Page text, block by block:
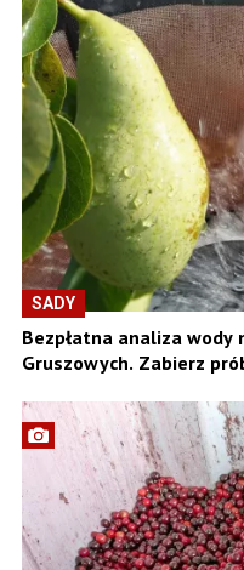
SADY
Bezpłatna analiza wody
Gruszowych. Zabierz